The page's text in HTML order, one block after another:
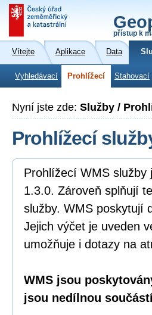
přístup k
Vítejte Aplikace Data
Vyhledávací Prohlížecí Stahovací
Nyní jste zde: Služby /
Prohlížecí
Prohlížecí WMS služby
1.3.0. Zároveň splňují
služby. WMS poskytují
Jejich výčet je uveden
umožňuje i dotazy na
WMS jsou
jsou nedílnou